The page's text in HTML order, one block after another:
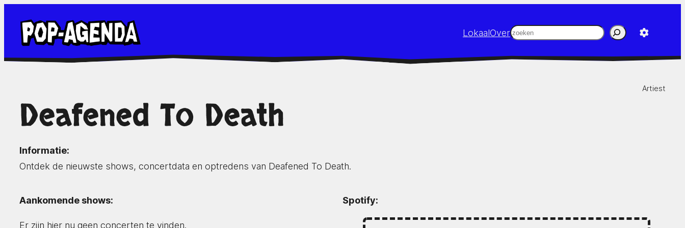
naar
inhoud
LokaalOverZoeken
Artiest
Deafened To Death
Informatie:
Ontdek de nieuwste shows, concertdata en optredens van Deafened To Death.
Aankomende shows:
Er zijn hier nu geen concerten te vinden.
Spotify: